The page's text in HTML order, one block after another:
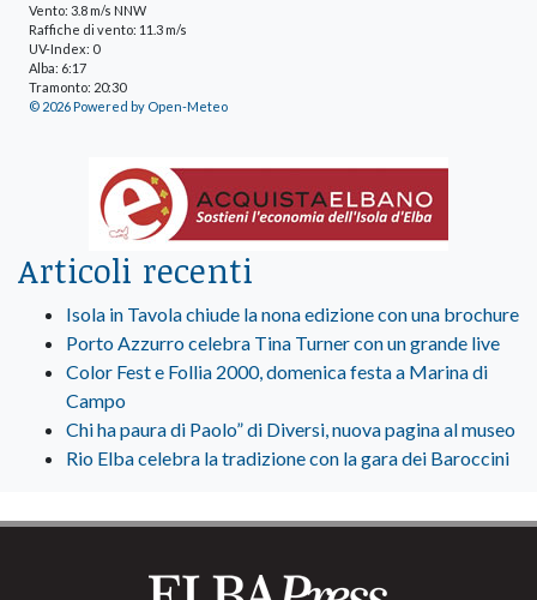
Vento: 3.8 m/s NNW
Raffiche di vento: 11.3 m/s
UV-Index: 0
Alba: 6:17
Tramonto: 20:30
© 2026 Powered by Open-Meteo
Articoli recenti
Isola in Tavola chiude la nona edizione con una brochure
Porto Azzurro celebra Tina Turner con un grande live
Color Fest e Follia 2000, domenica festa a Marina di
Campo
Chi ha paura di Paolo” di Diversi, nuova pagina al museo
Rio Elba celebra la tradizione con la gara dei Baroccini